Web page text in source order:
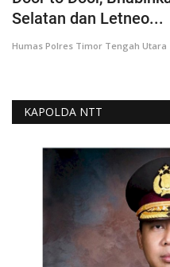
Selatan dan Letneo...
Humas Polres Timor Tengah Utara
KAPOLDA NTT